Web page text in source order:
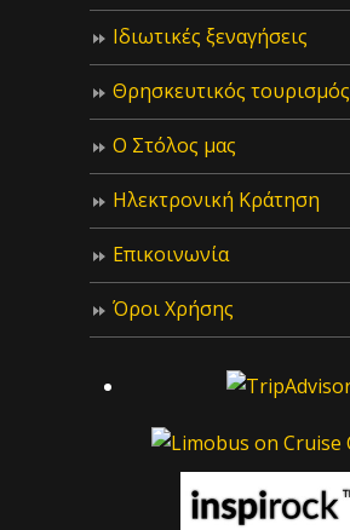
Ιδιωτικές ξεναγήσεις
Θρησκευτικός τουρισμός
Ο Στόλος μας
Ηλεκτρονική Κράτηση
Επικοινωνία
Όροι Χρήσης